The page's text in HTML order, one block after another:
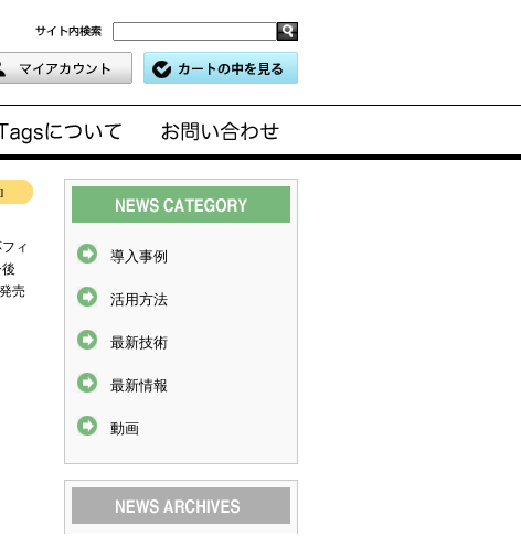
ィ
売
導入事例
活用方法
最新技術
最新情報
動画